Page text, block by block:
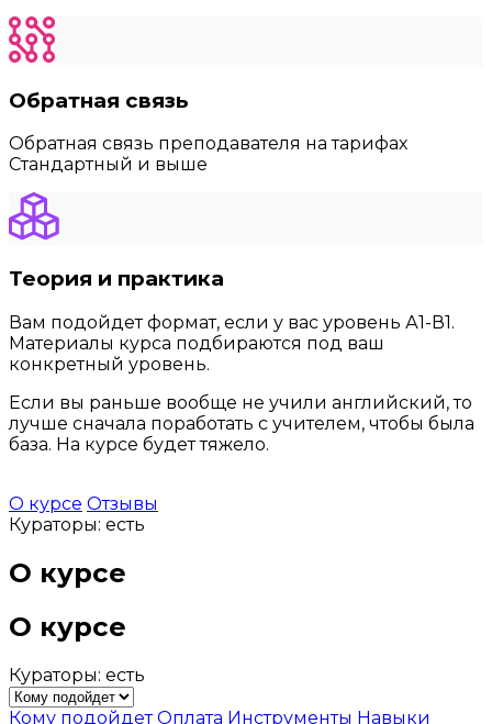
Обратная связь
Обратная связь преподавателя на тарифах
Стандартный и выше
Теория и практика
Вам подойдет формат, если у вас уровень А1-В1.
Материалы курса подбираются под ваш
конкретный уровень.
Если вы раньше вообще не учили английский, то
лучше сначала поработать с учителем, чтобы была
база. На курсе будет тяжело.
О курсе Отзывы
Кураторы: есть
О курсе
О курсе
Кураторы: есть
Кому подойдет Оплата Инструменты Навыки